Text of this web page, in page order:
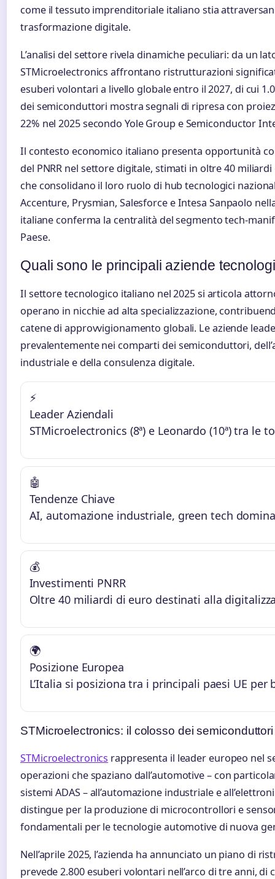
come il tessuto imprenditoriale italiano stia
trasformazione digitale.
L’analisi del settore rivela dinamiche peculiari: da un
STMicroelectronics affrontano ristrutturazioni
esuberi volontari a livello globale entro il 2027, di cui
dei semiconduttori mostra segnali di ripresa con
22% nel 2025 secondo Yole Group e Semiconductor
Il contesto economico italiano presenta opportunità
del PNRR nel settore digitale, stimati in oltre 40
che consolidano il loro ruolo di hub tecnologici
Accenture, Prysmian, Salesforce e Intesa Sanpaolo
italiane conferma la centralità del segmento tech-
Paese.
Quali sono le principali aziende
Il settore tecnologico italiano nel 2025 si articola
operano in nicchie ad alta specializzazione,
catene di approvvigionamento globali. Le aziende
prevalentemente nei comparti dei semiconduttori,
industriale e della consulenza digitale.
⚡
Leader Aziendali
STMicroelectronics (8ª) e Leonardo (10ª) tra
🤖
Tendenze Chiave
AI, automazione industriale, green tech
💰
Investimenti PNRR
Oltre 40 miliardi di euro destinati alla
🌍
Posizione Europea
L’Italia si posiziona tra i principali paesi UE
STMicroelectronics: il colosso dei semiconduttori
STMicroelectronics rappresenta il leader europeo nel
operazioni che spaziano dall’automotive – con
sistemi ADAS – all’automazione industriale e
distingue per la produzione di microcontrollori e
fondamentali per le tecnologie automotive di nuova
Nell’aprile 2025, l’azienda ha annunciato un piano di
prevede 2.800 esuberi volontari nell’arco di tre anni, di